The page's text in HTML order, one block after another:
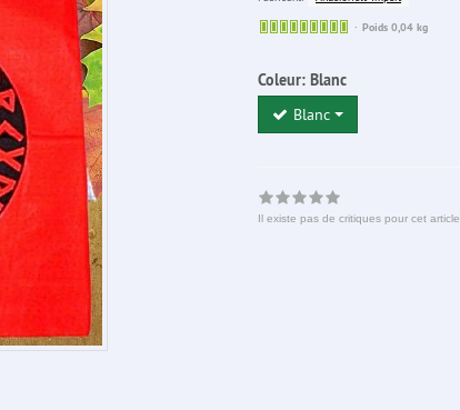
Sofort
Poids 0,04 kg
Coleur: Blanc
Blanc
Il existe pas de critiques pour cet article